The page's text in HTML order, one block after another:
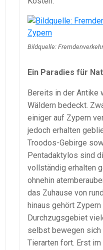
Bildquelle:
Ein Paradies für
Bereits in der Antike
Wäldern bedeckt.
einiger auf Zypern
jedoch erhalten
Troodos-Gebirge
Pentadaktylos sind
vollständig erhalten
ohnehin
das Zuhause von
hinaus gehört
Durchzugsgebiet
selbst bewegen
Tierarten fort. Erst